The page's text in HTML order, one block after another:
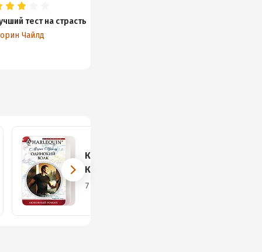
тест на страсть
Чайлд
Кинги
Калифорнии
7 книг